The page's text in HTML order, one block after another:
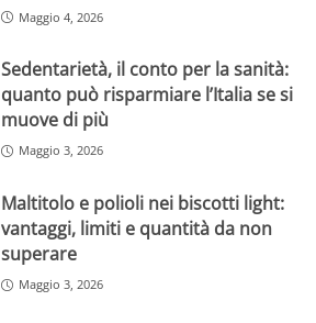
Maggio 4, 2026
Sedentarietà, il conto per la sanità:
quanto può risparmiare l’Italia se si
muove di più
Maggio 3, 2026
Maltitolo e polioli nei biscotti light:
vantaggi, limiti e quantità da non
superare
Maggio 3, 2026